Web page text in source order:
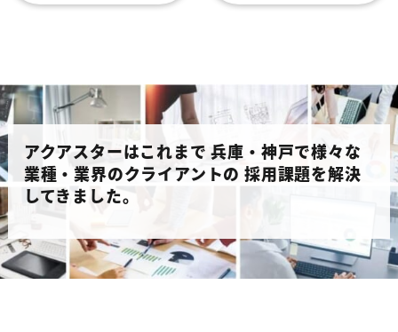
アクアスターはこれまで 兵庫・神戸で様々な
業種・業界のクライアントの 採用課題を解決
してきました。